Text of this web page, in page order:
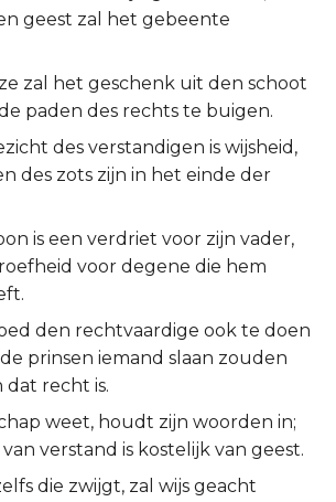
geest zal het gebeente
zal het geschenk uit den schoot
paden des rechts te buigen.
des verstandigen is wijsheid,
des zots zijn in het einde der
is een verdriet voor zijn vader,
voor degene die hem
den rechtvaardige ook te doen
prinsen iemand slaan zouden
recht is.
weet, houdt zijn woorden in;
verstand is kostelijk van geest.
die zwijgt, zal wijs geacht